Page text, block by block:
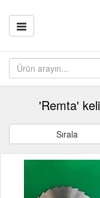
'Remta'
Sırala